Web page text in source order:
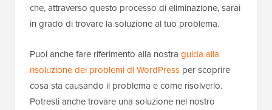
che, attraverso questo processo di eliminazione, sarai
in grado di trovare la soluzione al tuo problema.
Puoi anche fare riferimento alla nostra guida alla
risoluzione dei problemi di WordPress per scoprire
cosa sta causando il problema e come risolverlo.
Potresti anche trovare una soluzione nel nostro